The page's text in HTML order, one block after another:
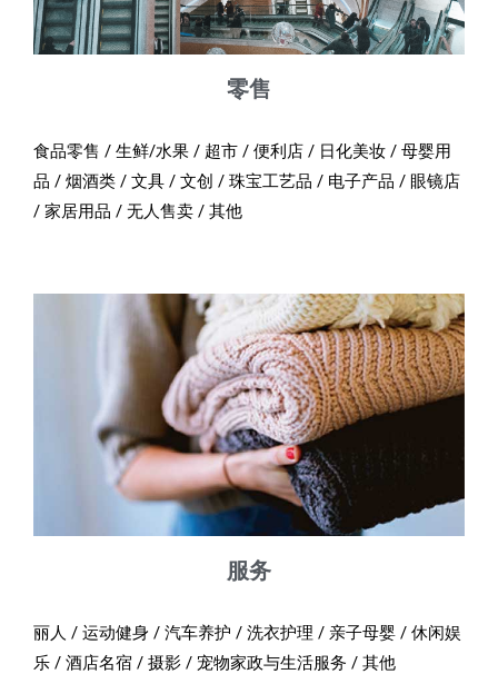
零售
食品零售 / 生鲜/水果 / 超市 / 便利店 / 日化美妆 / 母婴用
品 / 烟酒类 / 文具 / 文创 / 珠宝工艺品 / 电子产品 / 眼镜店
/ 家居用品 / 无人售卖 / 其他
服务
丽人 / 运动健身 / 汽车养护 / 洗衣护理 / 亲子母婴 / 休闲娱
乐 / 酒店名宿 / 摄影 / 宠物家政与生活服务 / 其他